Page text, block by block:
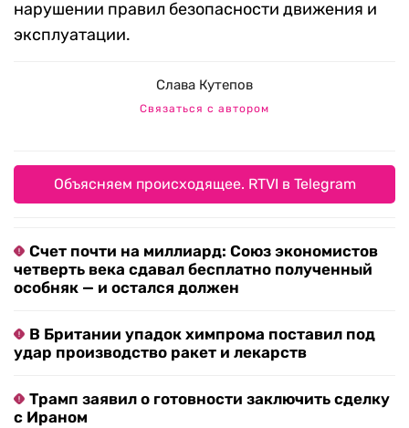
нарушении правил безопасности движения и
эксплуатации.
Слава Кутепов
Связаться с автором
Объясняем происходящее. RTVI в Telegram
Счет почти на миллиард: Союз экономистов
четверть века сдавал бесплатно полученный
особняк — и остался должен
В Британии упадок химпрома поставил под
удар производство ракет и лекарств
Трамп заявил о готовности заключить сделку
с Ираном